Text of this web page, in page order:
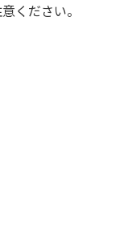
ください。